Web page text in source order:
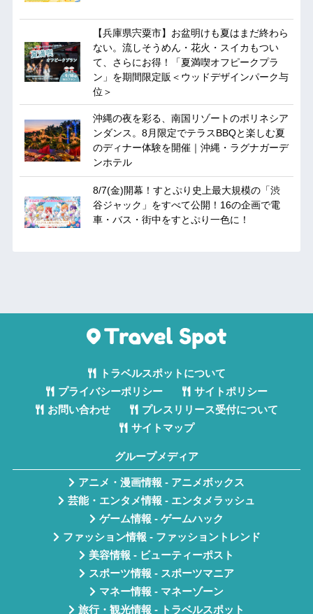
【兵庫県宍粟市】お盆明けも夏はまだ終わら
ない。流しそうめん・花火・スイカもつい
て、さらにお得！「夏満喫オフピークプラ
ン」を期間限定販＜ウッドデザインパーク与
位＞
沖縄の夜を彩る、南国リゾートのポリネシア
ンダンス。8月限定でテラスBBQと楽しむ夏
のディナー体験を開催｜沖縄・ラグナガーデ
ンホテル
8/7(金)開幕！すとぷり史上最大規模の「渋
谷ジャック」をすべて公開！16の企画で電
車・バス・街中をすとぷり一色に！
トラベルスポットについて
プライバシーポリシー
サイトポリシー
お問い合わせ
プレスリリース受付について
サイトマップ
グループメディア
アニメ・漫画情報 - アニメボックス
芸能・エンタメ情報 - エンタメラッシュ
ゲーム情報 - ゲームハック
ファッション情報 - ファッショントレンド
美容情報 - ビューティーポスト
スポーツ情報 - スポーツマニア
マネー情報 - マネーゾーン
旅行・観光情報 - トラベルスポット